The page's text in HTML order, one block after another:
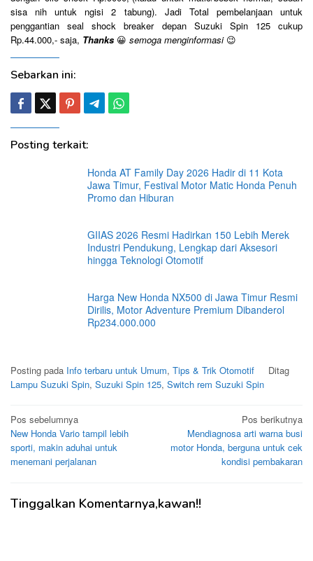
sisa nih untuk ngisi 2 tabung). Jadi Total pembelanjaan untuk
penggantian seal shock breaker depan Suzuki Spin 125 cukup
Rp.44.000,- saja, Thanks 😀 semoga menginformasi😉
Sebarkan ini:
Posting terkait:
Honda AT Family Day 2026 Hadir di 11 Kota
Jawa Timur, Festival Motor Matic Honda Penuh
Promo dan Hiburan
GIIAS 2026 Resmi Hadirkan 150 Lebih Merek
Industri Pendukung, Lengkap dari Aksesori
hingga Teknologi Otomotif
Harga New Honda NX500 di Jawa Timur Resmi
Dirilis, Motor Adventure Premium Dibanderol
Rp234.000.000
Posting pada Info terbaru untuk Umum, Tips & Trik Otomotif
Ditag
Lampu Suzuki Spin, Suzuki Spin 125, Switch rem Suzuki Spin
Navigasi
pos
Pos sebelumnya
New Honda Vario tampil lebih
sporti, makin aduhai untuk
menemani perjalanan
Pos berikutnya
Mendiagnosa arti warna busi
motor Honda, berguna untuk cek
kondisi pembakaran
Tinggalkan Komentarnya,kawan!!